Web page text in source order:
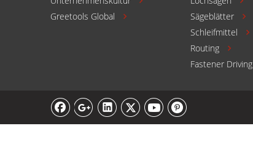
Greetools Global  Sägeblätter 
Schleifmittel 
Routing 
Fastener Driving